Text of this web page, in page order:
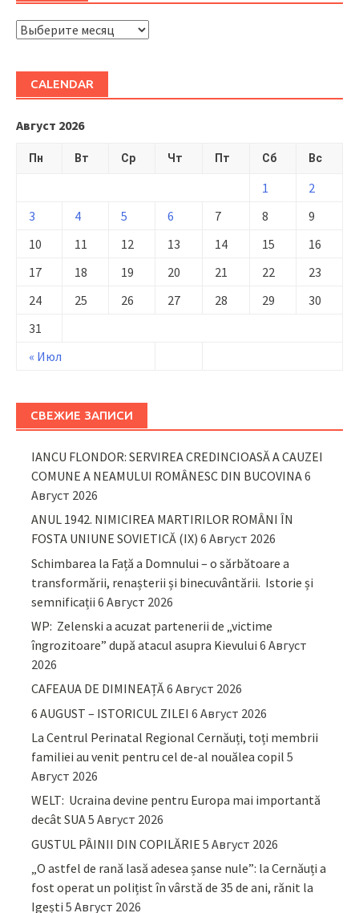
ARHIVĂ
CALENDAR
Август 2026
Пн Вт Ср Чт Пт Сб Вс
« Июл
1
2
3
4 5 6 7 8
9
10
11 12 13 14 15
16
17
18 19 20 21 22
23
24
25 26 27 28 29
30
31
СВЕЖИЕ ЗАПИСИ
IANCU FLONDOR: SERVIREA CREDINCIOASĂ A CAUZEI
COMUNE A NEAMULUI ROMÂNESC DIN BUCOVINA6
Август 2026
ANUL 1942. NIMICIREA MARTIRILOR ROMÂNI ÎN
FOSTA UNIUNE SOVIETICĂ (IX) 6 Август 2026
Schimbarea la Față a Domnului – o sărbătoare a
transformării, renașterii și binecuvântării. Istorie și
semnificații 6 Август 2026
WP: Zelenski a acuzat partenerii de „victime
îngrozitoare” după atacul asupra Kievului 6 Август
2026
CAFEAUA DE DIMINEAȚĂ6 Август 2026
6 AUGUST – ISTORICUL ZILEI 6 Август 2026
La Centrul Perinatal Regional Cernăuți, toți membrii
familiei au venit pentru cel de-al nouălea copil 5
Август 2026
WELT: Ucraina devine pentru Europa mai importantă
decât SUA5 Август 2026
GUSTUL PÂINII DIN COPILĂRIE 5 Август 2026
„O astfel de rană lasă adesea șanse nule”: la Cernăuți a
fost operat un polițist în vârstă de 35 de ani, rănit la
Igești 5 Август 2026